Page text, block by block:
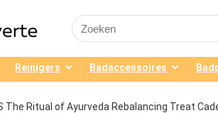
Search
for:
Reinigers Badaccessoires
The Ritual of Ayurveda Rebalancing Treat